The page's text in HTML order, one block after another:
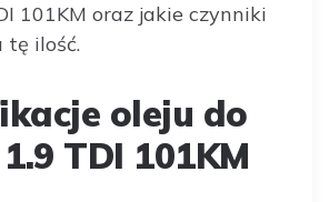
101KM oraz jakie czynniki
tę ilość.
oleju do
TDI 101KM